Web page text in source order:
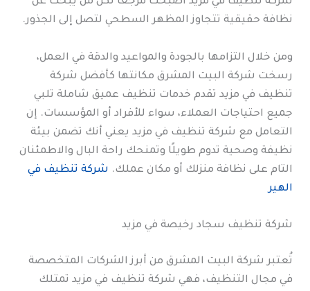
نظافة حقيقية تتجاوز المظهر السطحي لتصل إلى الجذور.
ومن خلال التزامها بالجودة والمواعيد والدقة في العمل،
رسخت شركة البيت المشرق مكانتها كأفضل شركة
تنظيف في مزيد تقدم خدمات تنظيف عميق شاملة تلبي
جميع احتياجات العملاء، سواء للأفراد أو المؤسسات. إن
التعامل مع شركة تنظيف في مزيد يعني أنك تضمن بيئة
نظيفة وصحية تدوم طويلًا وتمنحك راحة البال والاطمئنان
التام على نظافة منزلك أو مكان عملك. شركة تنظيف في
الهير
شركة تنظيف سجاد رخيصة في مزيد
تُعتبر شركة البيت المشرق من أبرز الشركات المتخصصة
في مجال التنظيف، فهي شركة تنظيف في مزيد تمتلك